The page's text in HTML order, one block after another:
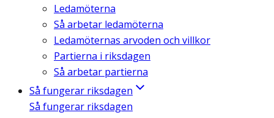
Ledamöterna
Så arbetar ledamöterna
Ledamöternas arvoden och villkor
Partierna i riksdagen
Så arbetar partierna
Så fungerar riksdagen
Så fungerar riksdagen